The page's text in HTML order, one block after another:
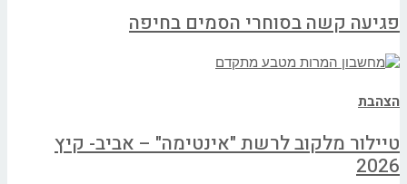
פגיעה קשה בסוחרי הסמים בחיפה
הצהבת
טיילור מלקוב לרשת "אינטימה" – אביב- קיץ
2026